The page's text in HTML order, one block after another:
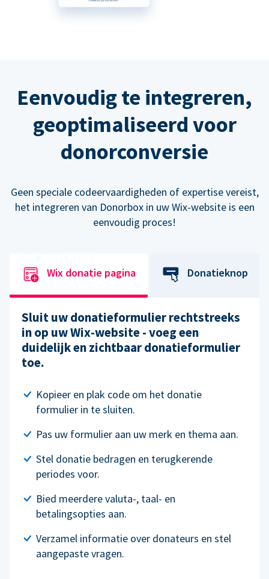
Eenvoudig te integreren,
geoptimaliseerd voor
donorconversie
Geen speciale codeervaardigheden of expertise vereist,
het integreren van Donorbox in uw Wix-website is een
eenvoudig proces!
Wix donatie pagina Donatieknop
Sluit uw donatieformulier rechtstreeks
in op uw Wix-website - voeg een
duidelijk en zichtbaar donatieformulier
toe.
Kopieer en plak code om het donatie
formulier in te sluiten.
Pas uw formulier aan uw merk en thema aan.
Stel donatie bedragen en terugkerende
periodes voor.
Bied meerdere valuta-, taal- en
betalingsopties aan.
Verzamel informatie over donateurs en stel
aangepaste vragen.